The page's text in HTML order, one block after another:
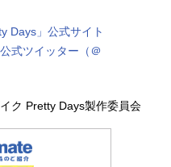
Days」公式サイト
式ツイッター（＠
ク Pretty Days製作委員会